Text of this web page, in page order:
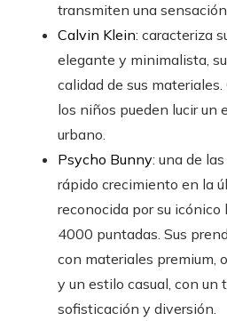
transmiten una
Calvin Klein: caracteriza
elegante y minimalista,
calidad de sus
los niños pueden lucir un
urbano.
Psycho Bunny: una de
rápido crecimiento en la
reconocida por su icónico
4000 puntadas. Sus
con materiales premium,
y un estilo casual, con un
sofisticación y diversión.